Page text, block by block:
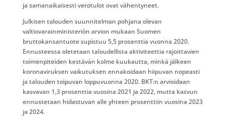
ja samanaikaisesti verotulot ovat vähentyneet.
Julkisen talouden suunnitelman pohjana olevan
valtiovarainministeriön arvion mukaan Suomen
bruttokansantuote supistuu 5,5 prosenttia vuonna 2020.
Ennusteessa oletetaan taloudellista aktiviteettia rajoittavien
toimenpiteiden kestävän kolme kuukautta, minkä jälkeen
koronaviruksen vaikutuksen ennakoidaan hiipuvan nopeasti
ja talouden toipuvan loppuvuonna 2020. BKT:n arvioidaan
kasvavan 1,3 prosenttia vuosina 2021 ja 2022, mutta kasvun
ennustetaan hidastuvan alle yhteen prosenttiin vuosina 2023
ja 2024.